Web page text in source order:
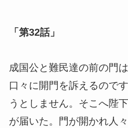
「第32話」
成国公と難民達の前の門
口々に開門を訴えるので
うとしません。そこへ陛
が届いた。門が開かれ人